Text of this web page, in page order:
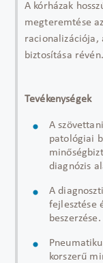
A kórházak
megteremtése
racionalizációja,
biztosítása révén.
Tevékenységek
A
patológiai
diagnózis
A
fejlesztése
beszerzése.
korszerű